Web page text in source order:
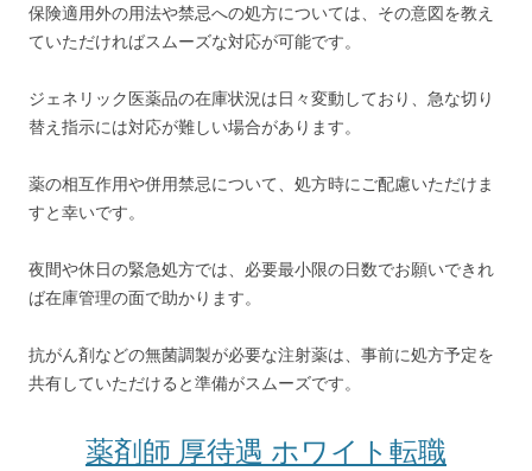
保険適用外の用法や禁忌への処方については、その意図を教え
ていただければスムーズな対応が可能です。
ジェネリック医薬品の在庫状況は日々変動しており、急な切り
替え指示には対応が難しい場合があります。
薬の相互作用や併用禁忌について、処方時にご配慮いただけま
すと幸いです。
夜間や休日の緊急処方では、必要最小限の日数でお願いできれ
ば在庫管理の面で助かります。
抗がん剤などの無菌調製が必要な注射薬は、事前に処方予定を
共有していただけると準備がスムーズです。
薬剤師 厚待遇 ホワイト転職